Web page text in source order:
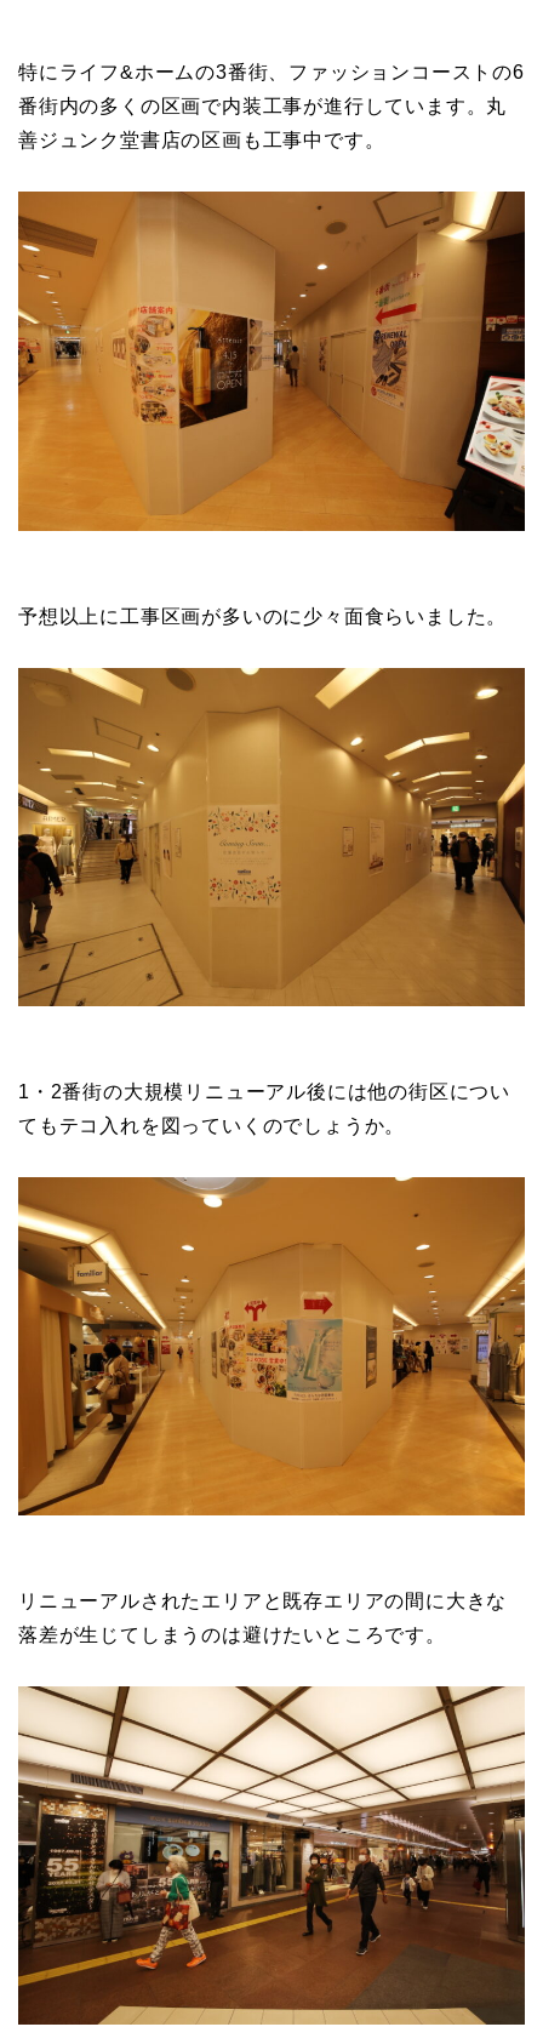
特にライフ&ホームの3番街、ファッションコーストの6
番街内の多くの区画で内装工事が進行しています。丸
善ジュンク堂書店の区画も工事中です。
予想以上に工事区画が多いのに少々面食らいました。
1・2番街の大規模リニューアル後には他の街区につい
てもテコ入れを図っていくのでしょうか。
リニューアルされたエリアと既存エリアの間に大きな
落差が生じてしまうのは避けたいところです。